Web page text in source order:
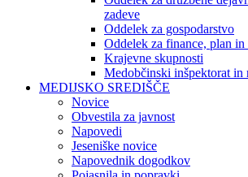
zadeve
Oddelek za gospodarstvo
Oddelek za finance, plan in
Krajevne skupnosti
Medobčinski inšpektorat in
MEDIJSKO SREDIŠČE
Novice
Obvestila za javnost
Napovedi
Jeseniške novice
Napovednik dogodkov